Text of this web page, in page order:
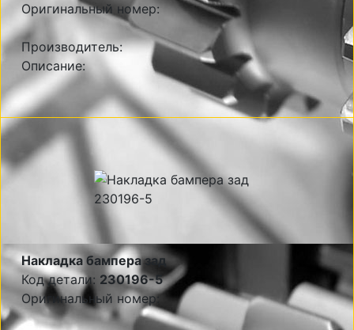
Оригинальный номер:
Производитель:
Описание:
Накладка бампера зад
Код детали: 230196-5
Оригинальный номер: